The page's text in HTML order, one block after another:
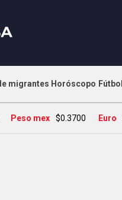
migrantes Horóscopo Fútbol
Peso mex $0.3700 Euro